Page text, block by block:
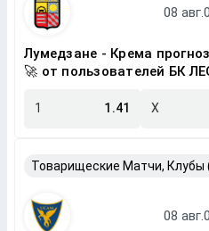
Лумедзане - Крема
🚀 от пользователей БК
1 1.41 X